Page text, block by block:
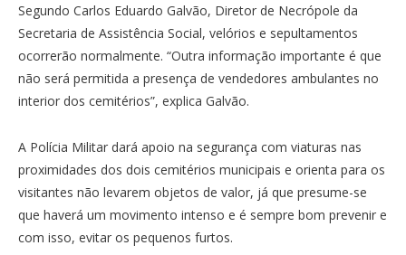
Segundo Carlos Eduardo Galvão, Diretor de Necrópole da
Secretaria de Assistência Social, velórios e sepultamentos
ocorrerão normalmente. “Outra informação importante é que
não será permitida a presença de vendedores ambulantes no
interior dos cemitérios”, explica Galvão.
A Polícia Militar dará apoio na segurança com viaturas nas
proximidades dos dois cemitérios municipais e orienta para os
visitantes não levarem objetos de valor, já que presume-se
que haverá um movimento intenso e é sempre bom prevenir e
com isso, evitar os pequenos furtos.